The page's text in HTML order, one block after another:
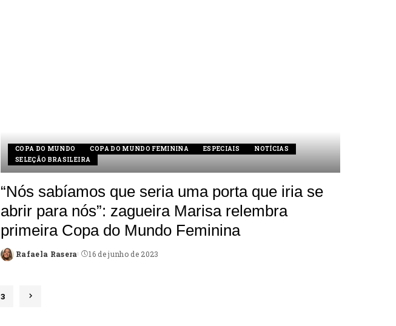
COPA DO MUNDO COPA DO MUNDO FEMININA ESPECIAIS
NOTÍCIAS
SELEÇÃO BRASILEIRA
“Nós sabíamos que seria uma porta que iria se
abrir para nós”: zagueira Marisa relembra
primeira Copa do Mundo Feminina
Posted
Rafaela Rasera 16 de junho de 2023
3